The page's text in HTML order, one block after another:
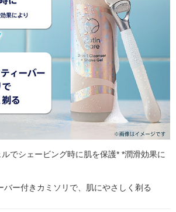
でシェービング時に肌を保護* *潤滑効果に
バー付きカミソリで、肌にやさしく剃る